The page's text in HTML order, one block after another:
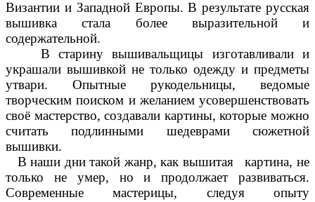
Византии и Западной Европы. В результате русская
вышивка стала более выразительной и
содержательной.
В старину вышивальщицы изготавливали и
украшали вышивкой не только одежду и предметы
утвари. Опытные рукодельницы, ведомые
творческим поиском и желанием усовершенствовать
своё мастерство, создавали картины, которые можно
считать подлинными шедеврами сюжетной
вышивки.
В наши дни такой жанр, как вышитая картина, не
только не умер, но и продолжает развиваться.
Современные мастерицы, следуя опыту